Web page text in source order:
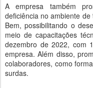
A empresa também
deficiência no ambiente
Bem, possibilitando o
meio de capacitações
dezembro de 2022, com
empresa. Além disso,
colaboradores, como
surdas.